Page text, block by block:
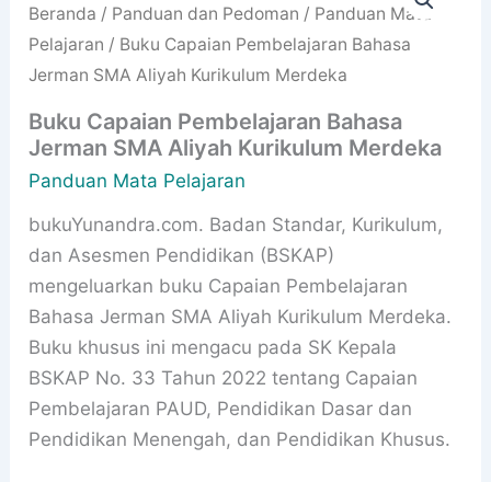
Beranda / Panduan dan Pedoman / Panduan Mata
Pelajaran / Buku Capaian Pembelajaran Bahasa
Jerman SMA Aliyah Kurikulum Merdeka
Buku Capaian Pembelajaran Bahasa
Jerman SMA Aliyah Kurikulum Merdeka
Panduan Mata Pelajaran
bukuYunandra.com. Badan Standar, Kurikulum,
dan Asesmen Pendidikan (BSKAP)
mengeluarkan buku Capaian Pembelajaran
Bahasa Jerman SMA Aliyah Kurikulum Merdeka.
Buku khusus ini mengacu pada SK Kepala
BSKAP No. 33 Tahun 2022 tentang Capaian
Pembelajaran PAUD, Pendidikan Dasar dan
Pendidikan Menengah, dan Pendidikan Khusus.